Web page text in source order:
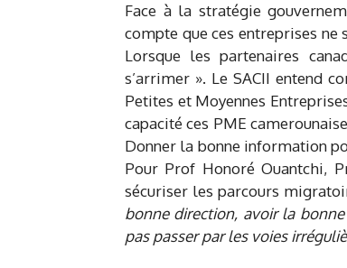
Face à la stratégie
compte que ces entreprises
Lorsque les partenaires
s’arrimer ». Le SACII entend
Petites et Moyennes
capacité ces PME
Donner la bonne information
Pour Prof Honoré Ouantchi,
sécuriser les parcours
bonne direction, avoir la
pas passer par les voies